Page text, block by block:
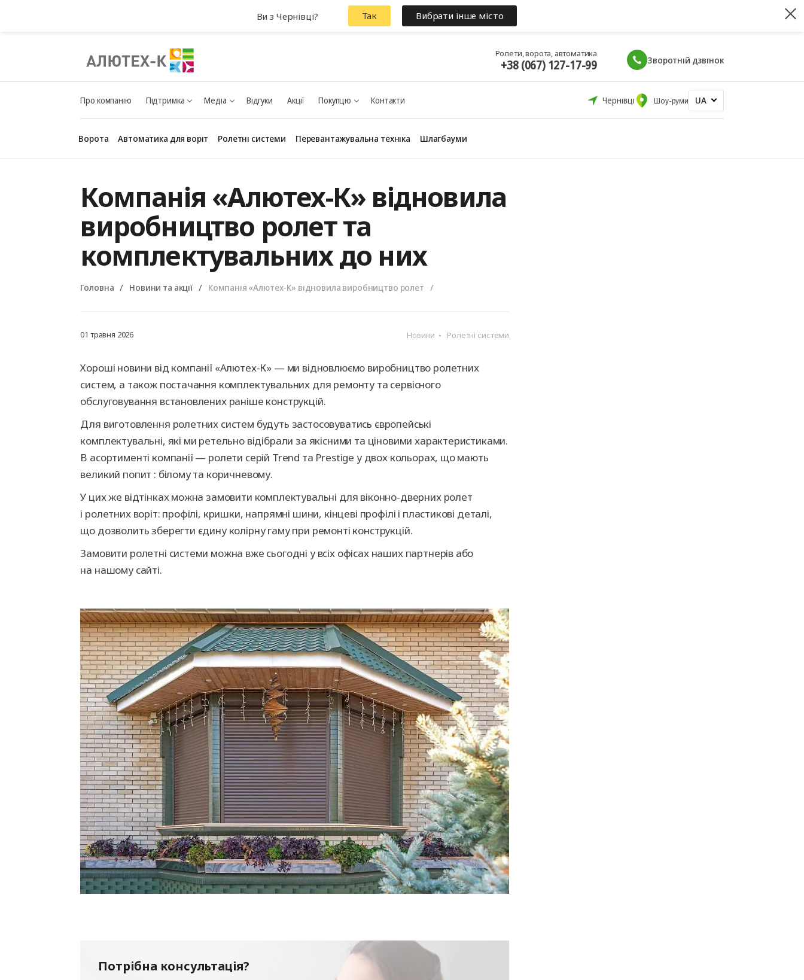
Ролети, ворота, автоматика
+38 (067) 127-17-99 Зворотній дзвінок
Про компанію Підтримка Медіа Відгуки Акції Покупцю Контакти Чернівці Шоу-руми UA
Ворота
Секционные ворота
Промислові ворота Панорамні ворота
Калькулятор продукції
АЛЮТЕХ
Автоматика для воріт
відкатних воріт
Автоматика для
розпашних воріт
Автоматика для
гаражних воріт
Калькулятор продукції
АЛЮТЕХ
Ролетні системи
Рольставни на окна
Рольставни на балкон
Ролетні ворота Ролетні решітки
АЛЮТЕХ
Перевантажувальна техніка
(доклевелери)
Герметизатори
прорізу (докшелтери)
Перевантажувальні
майданчики
Калькулятор продукції
АЛЮТЕХ
Шлагбауми
Компанія «Алютех-К» відновила
виробництво ролет та
комплектувальних до них
Головна Новини та акції Компанія «Алютех-К» відновила виробництво ролет
01 травня 2026 Новини Ролетні системи
Хороші новини від компанії «Алютех-К» — ми відновлюємо виробництво ролетних
систем, а також постачання комплектувальних для ремонту та сервісного
обслуговування встановлених раніше конструкцій.
Для виготовлення ролетних систем будуть застосовуватись європейські
комплектувальні, які ми ретельно відібрали за якісними та ціновими характеристиками.
В асортименті компанії — ролети серій Trend та Prestige у двох кольорах, що мають
великий попит : білому та коричневому.
У цих же відтінках можна замовити комплектувальні для віконно-дверних ролет
і ролетних воріт: профілі, кришки, напрямні шини, кінцеві профілі і пластикові деталі,
що дозволить зберегти єдину колірну гаму при ремонті конструкцій.
Замовити ролетні системи можна вже сьогодні у всіх офісах наших партнерів або
на нашому сайті.
Потрібна консультація?
Ви з Чернівці? Так Вибрати інше місто